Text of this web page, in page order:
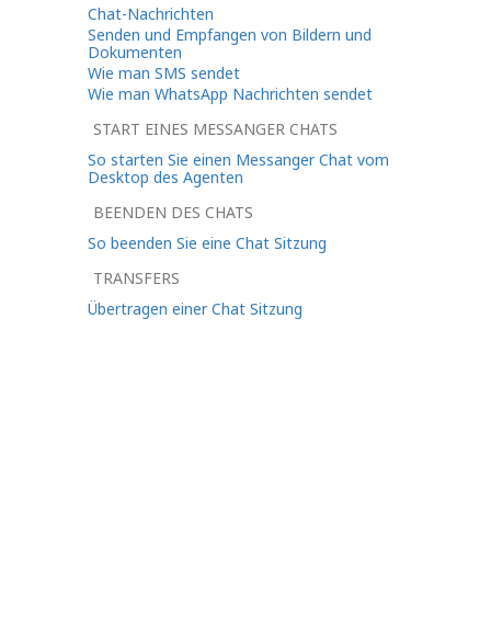
Chat-Nachrichten
Senden und Empfangen von Bildern und
Dokumenten
Wie man SMS sendet
Wie man WhatsApp Nachrichten sendet
START EINES MESSANGER CHATS
So starten Sie einen Messanger Chat vom
Desktop des Agenten
BEENDEN DES CHATS
So beenden Sie eine Chat Sitzung
TRANSFERS
Übertragen einer Chat Sitzung